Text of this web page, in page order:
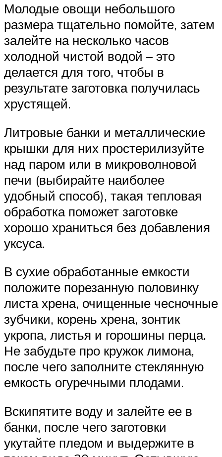
Молодые овощи небольшого
размера тщательно помойте, затем
залейте на несколько часов
холодной чистой водой – это
делается для того, чтобы в
результате заготовка получилась
хрустящей.
Литровые банки и металлические
крышки для них простерилизуйте
над паром или в микроволновой
печи (выбирайте наиболее
удобный способ), такая тепловая
обработка поможет заготовке
хорошо храниться без добавления
уксуса.
В сухие обработанные емкости
положите порезанную половинку
листа хрена, очищенные чесночные
зубчики, корень хрена, зонтик
укропа, листья и горошины перца.
Не забудьте про кружок лимона,
после чего заполните стеклянную
емкость огуречными плодами.
Вскипятите воду и залейте ее в
банки, после чего заготовки
укутайте пледом и выдержите в